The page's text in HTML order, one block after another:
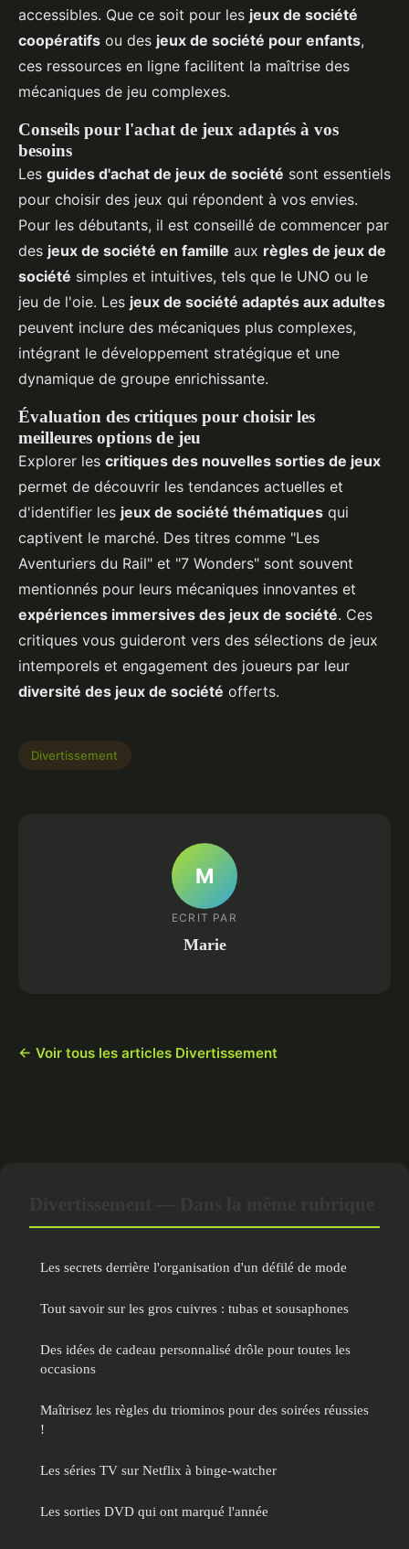
accessibles. Que ce soit pour les jeux de société
coopératifs ou des jeux de société pour enfants,
ces ressources en ligne facilitent la maîtrise des
mécaniques de jeu complexes.
Conseils pour l'achat de jeux adaptés à vos
besoins
Les guides d'achat de jeux de société sont essentiels
pour choisir des jeux qui répondent à vos envies.
Pour les débutants, il est conseillé de commencer par
des jeux de société en famille aux règles de jeux de
société simples et intuitives, tels que le UNO ou le
jeu de l'oie. Les jeux de société adaptés aux adultes
peuvent inclure des mécaniques plus complexes,
intégrant le développement stratégique et une
dynamique de groupe enrichissante.
Évaluation des critiques pour choisir les
meilleures options de jeu
Explorer les critiques des nouvelles sorties de jeux
permet de découvrir les tendances actuelles et
d'identifier les jeux de société thématiques qui
captivent le marché. Des titres comme "Les
Aventuriers du Rail" et "7 Wonders" sont souvent
mentionnés pour leurs mécaniques innovantes et
expériences immersives des jeux de société. Ces
critiques vous guideront vers des sélections de jeux
intemporels et engagement des joueurs par leur
diversité des jeux de société offerts.
Divertissement
M
ECRIT PAR
Marie
← Voir tous les articles Divertissement
Les secrets derrière l'organisation d'un défilé de mode
Tout savoir sur les gros cuivres : tubas et sousaphones
Des idées de cadeau personnalisé drôle pour toutes les
occasions
Maîtrisez les règles du triominos pour des soirées réussies
!
Les séries TV sur Netflix à binge-watcher
Les sorties DVD qui ont marqué l'année